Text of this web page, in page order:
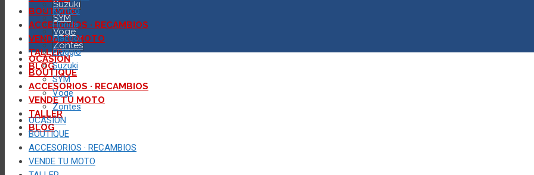
BOUTIQUE
ACCESORIOS · RECAMBIOS
VENDE TU MOTO
TALLER
BLOG
Suzuki
SYM
Voge
Zontes
OCASION
BOUTIQUE
ACCESORIOS · RECAMBIOS
VENDE TU MOTO
TALLER
BLOG
Kymco
Honda
Macbor
Piaggio
Suzuki
SYM
Voge
Zontes
OCASION
BOUTIQUE
ACCESORIOS · RECAMBIOS
VENDE TU MOTO